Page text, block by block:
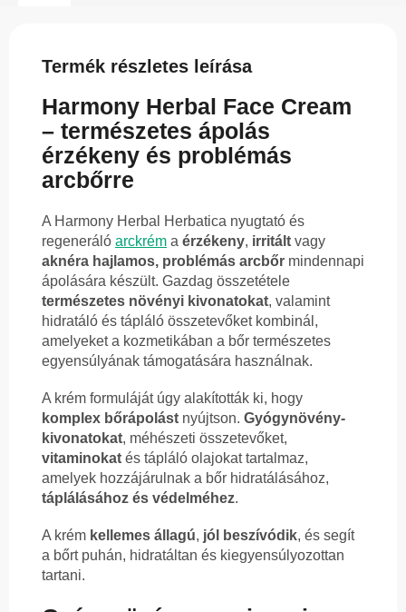
Termék részletes leírása
Harmony Herbal Face Cream
– természetes ápolás
érzékeny és problémás
arcbőrre
A Harmony Herbal Herbatica nyugtató és
regeneráló arckrém a érzékeny, irritált vagy
aknéra hajlamos, problémás arcbőr mindennapi
ápolására készült. Gazdag összetétele
természetes növényi kivonatokat, valamint
hidratáló és tápláló összetevőket kombinál,
amelyeket a kozmetikában a bőr természetes
egyensúlyának támogatására használnak.
A krém formuláját úgy alakították ki, hogy
komplex bőrápolást nyújtson. Gyógynövény-
kivonatokat, méhészeti összetevőket,
vitaminokat és tápláló olajokat tartalmaz,
amelyek hozzájárulnak a bőr hidratálásához,
táplálásához és védelméhez.
A krém kellemes állagú, jól beszívódik, és segít
a bőrt puhán, hidratáltan és kiegyensúlyozottan
tartani.